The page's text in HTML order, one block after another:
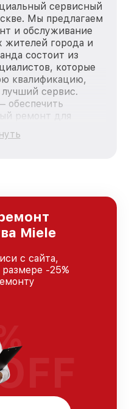
сервисный
Мы предлагаем
и обслуживание
жителей города и
состоит из
которые
квалификацию,
сервис.
обеспечить
ремонт для
Miele, вне
поломки. Мы
Miele
с сайта,
-25%